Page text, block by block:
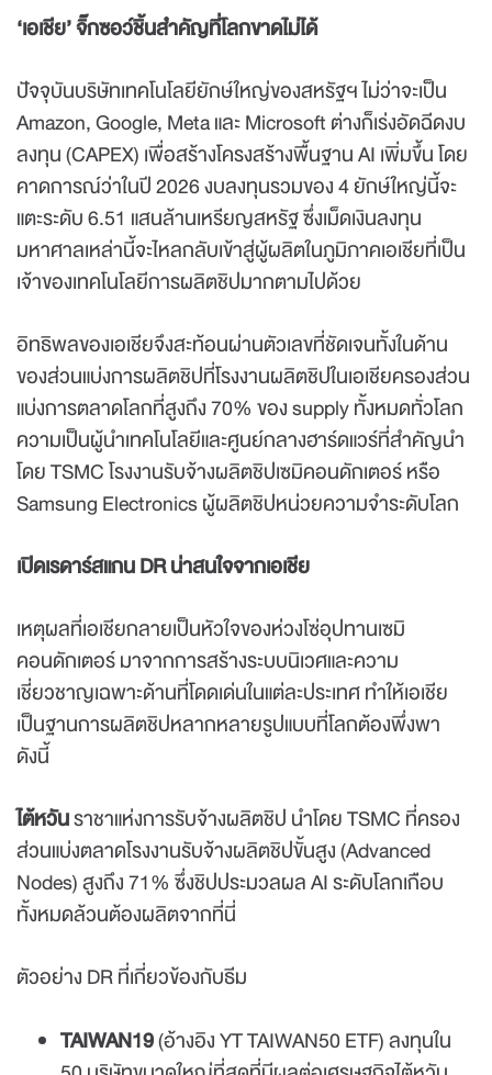
‘เอเชีย’ จิ๊กซอว์ชิ้นสำคัญที่โลกขาดไม่ได้
ปัจจุบันบริษัทเทคโนโลยียักษ์ใหญ่ของสหรัฐฯ ไม่ว่าจะเป็น
Amazon, Google, Meta และ Microsoft ต่างก็เร่งอัดฉีดงบ
ลงทุน (CAPEX) เพื่อสร้างโครงสร้างพื้นฐาน AI เพิ่มขึ้น โดย
คาดการณ์ว่าในปี 2026 งบลงทุนรวมของ 4 ยักษ์ใหญ่นี้จะ
แตะระดับ 6.51 แสนล้านเหรียญสหรัฐ ซึ่งเม็ดเงินลงทุน
มหาศาลเหล่านี้จะไหลกลับเข้าสู่ผู้ผลิตในภูมิภาคเอเชียที่เป็น
เจ้าของเทคโนโลยีการผลิตชิปมากตามไปด้วย
อิทธิพลของเอเชียจึงสะท้อนผ่านตัวเลขที่ชัดเจนทั้งในด้าน
ของส่วนแบ่งการผลิตชิปที่โรงงานผลิตชิปในเอเชียครองส่วน
แบ่งการตลาดโลกที่สูงถึง 70% ของ supply ทั้งหมดทั่วโลก
ความเป็นผู้นำเทคโนโลยีและศูนย์กลางฮาร์ดแวร์ที่สำคัญนำ
โดย TSMC โรงงานรับจ้างผลิตชิปเซมิคอนดักเตอร์ หรือ
Samsung Electronics ผู้ผลิตชิปหน่วยความจำระดับโลก
เปิดเรดาร์สแกน DR น่าสนใจจากเอเชีย
เหตุผลที่เอเชียกลายเป็นหัวใจของห่วงโซ่อุปทานเซมิ
คอนดักเตอร์ มาจากการสร้างระบบนิเวศและความ
เชี่ยวชาญเฉพาะด้านที่โดดเด่นในแต่ละประเทศ ทำให้เอเชีย
เป็นฐานการผลิตชิปหลากหลายรูปแบบที่โลกต้องพึ่งพา
ดังนี้
ไต้หวันราชาแห่งการรับจ้างผลิตชิป นำโดย TSMC ที่ครอง
ส่วนแบ่งตลาดโรงงานรับจ้างผลิตชิปขั้นสูง (Advanced
Nodes) สูงถึง 71% ซึ่งชิปประมวลผล AI ระดับโลกเกือบ
ทั้งหมดล้วนต้องผลิตจากที่นี่
ตัวอย่าง DR ที่เกี่ยวข้องกับธีม
TAIWAN19(อ้างอิง YT TAIWAN50 ETF) ลงทุนใน